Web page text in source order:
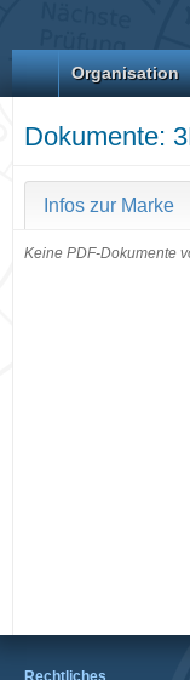
Organisation
Dokumente:
Infos zur Marke
Keine PDF-Dokumente
Rechtliches